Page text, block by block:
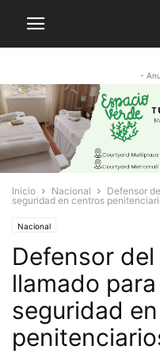
-
Inicio Nacional
Defensor
seguridad en centros
Nacional
Defensor
llamado
seguridad